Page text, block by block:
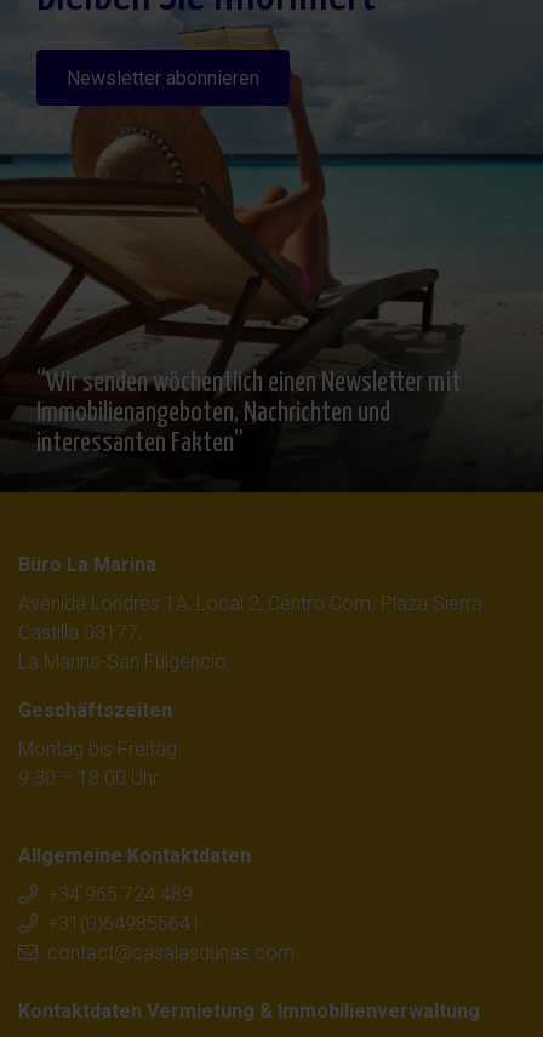
Newsletter abonnieren
“Wir senden wöchentlich einen Newsletter mit
Immobilienangeboten, Nachrichten und
interessanten Fakten”
Büro La Marina
Avenida Londres 1A, Local 2, Centro Com. Plaza Sierra
Castilla 03177,
La Marina-San Fulgencio
Geschäftszeiten
Montag bis Freitag
9.30 – 18.00 Uhr
Allgemeine Kontaktdaten
+34 965 724 489
+31(0)649855641
contact@casalasdunas.com
Kontaktdaten Vermietung & Immobilienverwaltung